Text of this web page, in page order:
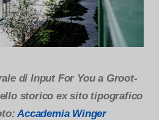
di Input For You a Groot-
storico ex sito tipografico
Accademia Winger